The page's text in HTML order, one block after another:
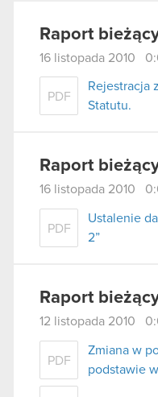
Raport
16 listopada 2010
PDF
Rejestracja
Statutu.
Raport
16 listopada 2010
PDF
Ustalenie
2”
Raport
12 listopada 2010
PDF
Zmiana w
podstawie